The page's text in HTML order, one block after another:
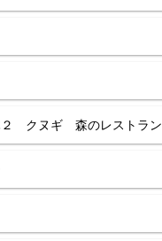
２ クヌギ 森のレストラン